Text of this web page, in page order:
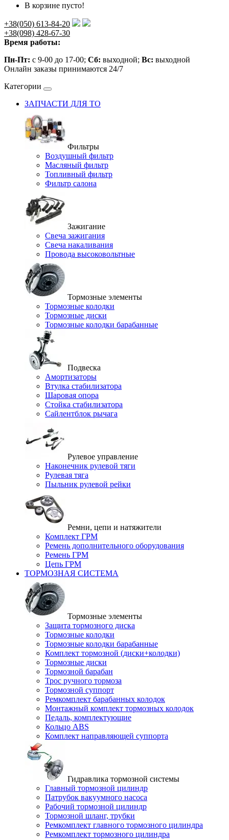
В корзине пусто!
+38(050) 613-84-20
+38(098) 428-67-30
Время работы:
Пн-Пт: с 9-00 до 17-00; Сб: выходной; Вс: выходной
Онлайн заказы принимаются 24/7
Категории
ЗАПЧАСТИ ДЛЯ ТО
Фильтры
Воздушный фильтр
Масляный фильтр
Топливный фильтр
Фильтр салона
Зажигание
Свеча зажигания
Свеча накаливания
Провода высоковольтные
Тормозные элементы
Тормозные колодки
Тормозные диски
Тормозные колодки барабанные
Подвеска
Амортизаторы
Втулка стабилизатора
Шаровая опора
Стойка стабилизатора
Сайлентблок рычага
Рулевое управление
Наконечник рулевой тяги
Рулевая тяга
Пыльник рулевой рейки
Ремни, цепи и натяжители
Комплект ГРМ
Ремень дополнительного оборудования
Ремень ГРМ
Цепь ГРМ
ТОРМОЗНАЯ СИСТЕМА
Тормозные элементы
Защита тормозного диска
Тормозные колодки
Тормозные колодки барабанные
Комплект тормозной (диски+колодки)
Тормозные диски
Тормозной барабан
Трос ручного тормоза
Тормозной суппорт
Ремкомплект барабанных колодок
Монтажный комплект тормозных колодок
Педаль, комплектующие
Кольцо ABS
Комплект направляющей суппорта
Гидравлика тормозной системы
Главный тормозной цилиндр
Патрубок вакуумного насоса
Рабочий тормозной цилиндр
Тормозной шланг, трубки
Ремкомплект главного тормозного цилиндра
Ремкомплект тормозного цилиндра